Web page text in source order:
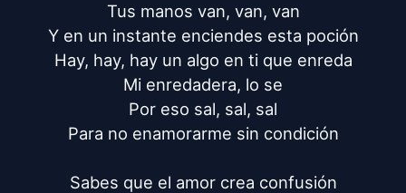
Tus manos van, van, van
Y en un instante enciendes esta poción
Hay, hay, hay un algo en ti que enreda
Mi enredadera, lo se
Por eso sal, sal, sal
Para no enamorarme sin condición
Sabes que el amor crea confusión